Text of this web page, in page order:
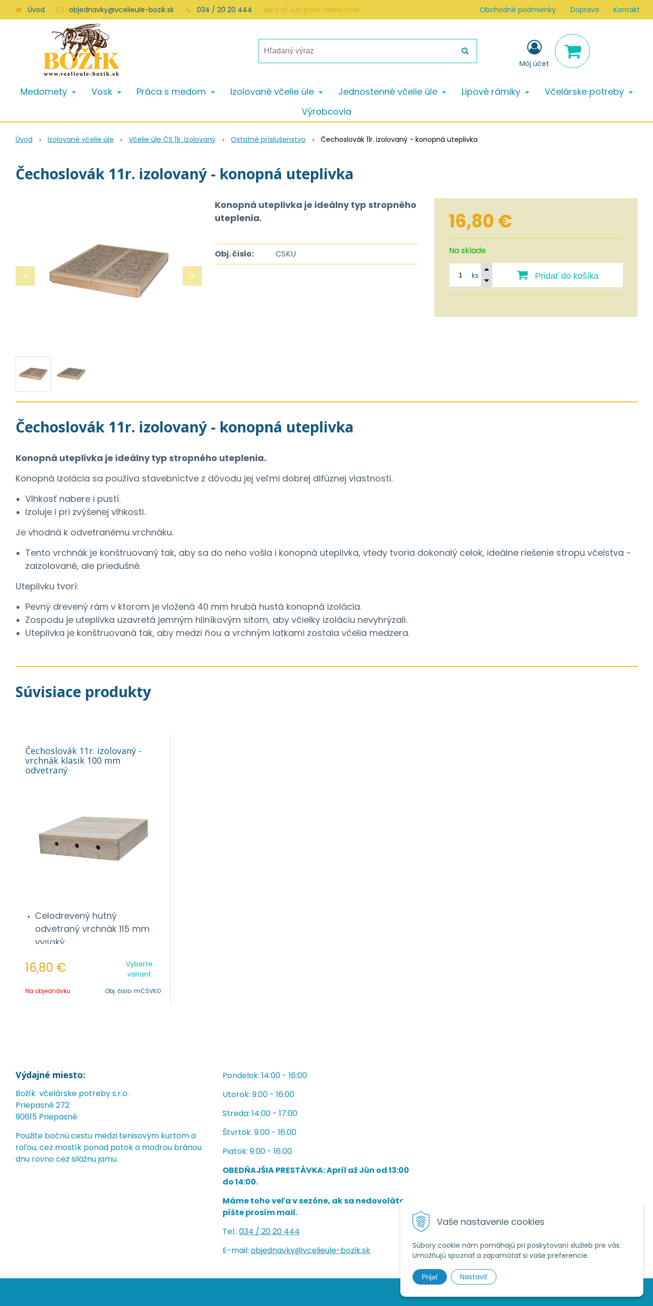
Vaše nastavenie cookies
Súbory cookie nám pomáhajú pri poskytovaní služieb pre vás.
Umožňujú spoznať a zapamätať si vaše preferencie.
Prijať Nastaviť
Úvod objednavky@vcelieule-bozik.sk 034 / 20 20 444 Apríl až Jún píšte radšej mail Obchodné podmienky Doprava Kontakt
Môj účet
Medomety Vosk Práca s medom Izolované včelie úle Jednostenné včelie úle Lipové rámiky
Včelárske potreby
Výrobcovia
Úvod Izolované včelie úle Včelie úle ČS 11r. Izolovaný Ostatné príslušenstvo Čechoslovák 11r. izolovaný - konopná uteplivka
Čechoslovák 11r. izolovaný - konopná uteplivka
16,80€
Na sklade
ks Pridať do košíka
Konopná uteplivka je ideálny typ stropného
uteplenia.
Obj. čislo: CSKU
Čechoslovák 11r. izolovaný - konopná uteplivka
Konopná uteplivka je ideálny typ stropného uteplenia.
Konopná izolácia sa používa stavebníctve z dôvodu jej veľmi dobrej difúznej vlastnosti.
Vlhkosť nabere i pustí.
Izoluje i pri zvýšenej vlhkosti.
Je vhodná k odvetranému vrchnáku.
Tento vrchnák je konštruovaný tak, aby sa do neho vošla i konopná uteplivka, vtedy tvoria dokonalý celok, ideálne riešenie stropu včelstva -
zaizolované, ale priedušné.
Uteplivku tvorí:
Pevný drevený rám v ktorom je vložená 40 mm hrubá hustá konopná izolácia.
Zospodu je uteplivka uzavretá jemným hliníkovým sitom, aby včielky izoláciu nevyhrýzali.
Uteplivka je konštruovaná tak, aby medzi ňou a vrchným latkami zostala včelia medzera.
Súvisiace produkty
Čechoslovák 11r. izolovaný -
vrchnák klasik 100 mm
odvetraný
Celodrevený hutný
odvetraný vrchnák 115 mm
vysoký.
od rámikov je 100 mm.
16,80 €
Vyberte
variant
Na objednávku Obj. čislo: mCSVKO
Výdajné miesto:
Božík včelárske potreby s.r.o.
Priepasné 272
90615 Priepasné
Použite bočnú cestu medzi tenisovým kurtom a
roľou, cez mostík ponad potok a modrou bránou
dnu rovno cez silážnu jamu.
Pondelok: 14:00 - 16:00
Utorok: 9:00 - 16:00
Streda: 14:00 - 17:00
Štvrtok: 9:00 - 16:00
Piatok: 9:00 - 16:00
OBEDŇAJŠIA PRESTÁVKA: Apríl až Jún od 13:00
do 14:00.
Máme toho veľa v sezóne, ak sa nedovoláte,
píšte prosím mail.
Tel.: 034 / 20 20 444
E-mail: objednavky@vcelieule-bozik.sk
e-shop Pohoda Connector